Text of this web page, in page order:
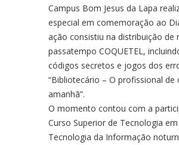
Campus Bom Jesus da Lapa
especial em comemoração ao
ação consistiu na distribuição de
passatempo COQUETEL,
códigos secretos e jogos dos
“Bibliotecário – O profissional
amanhã”.
O momento contou com a
Curso Superior de Tecnologia
Tecnologia da Informação